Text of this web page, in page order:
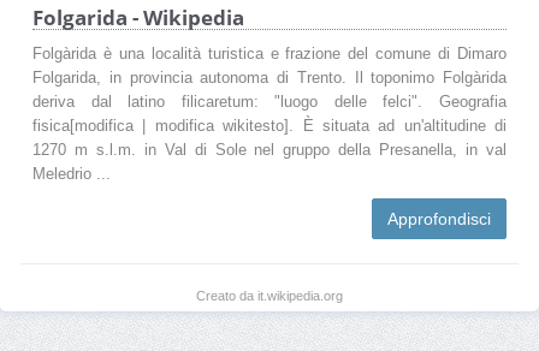
Folgarida - Wikipedia
Folgàrida è una località turistica e frazione del comune di Dimaro
Folgarida, in provincia autonoma di Trento. Il toponimo Folgàrida
deriva dal latino filicaretum: "luogo delle felci". Geografia
fisica[modifica | modifica wikitesto]. È situata ad un'altitudine di
1270 m s.l.m. in Val di Sole nel gruppo della Presanella, in val
Meledrio ...
Approfondisci
Creato da it.wikipedia.org